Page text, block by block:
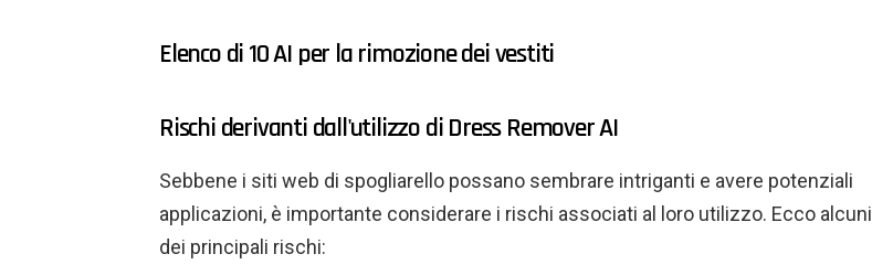
Elenco di 10 AI per la rimozione dei vestiti
Rischi derivanti dall'utilizzo di Dress Remover AI
Sebbene i siti web di spogliarello possano sembrare intriganti e avere potenziali
applicazioni, è importante considerare i rischi associati al loro utilizzo. Ecco alcuni
dei principali rischi: